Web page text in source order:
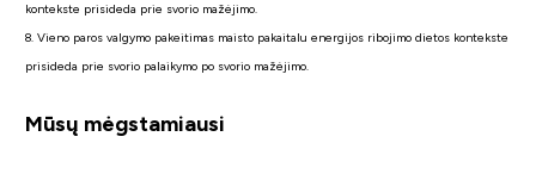
kontekste prisideda prie svorio mažėjimo.
8. Vieno paros valgymo pakeitimas maisto pakaitalu energijos ribojimo dietos kontekste
prisideda prie svorio palaikymo po svorio mažėjimo.
Mūsų mėgstamiausi